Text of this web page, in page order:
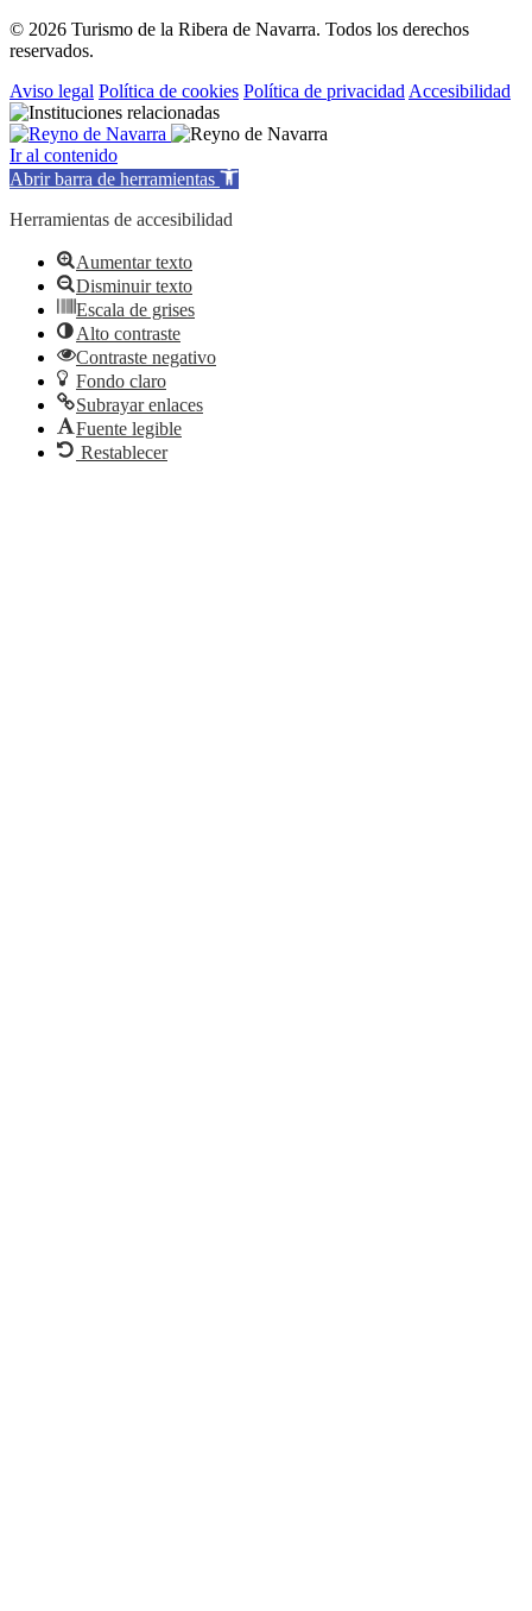
© 2026 Turismo de la Ribera de Navarra. Todos los derechos
reservados.
Aviso legal Política de cookies Política de privacidad Accesibilidad
Ir al contenido
Abrir barra de herramientas
Herramientas de accesibilidad
Aumentar texto
Disminuir texto
Escala de grises
Alto contraste
Contraste negativo
Fondo claro
Subrayar enlaces
Fuente legible
Restablecer